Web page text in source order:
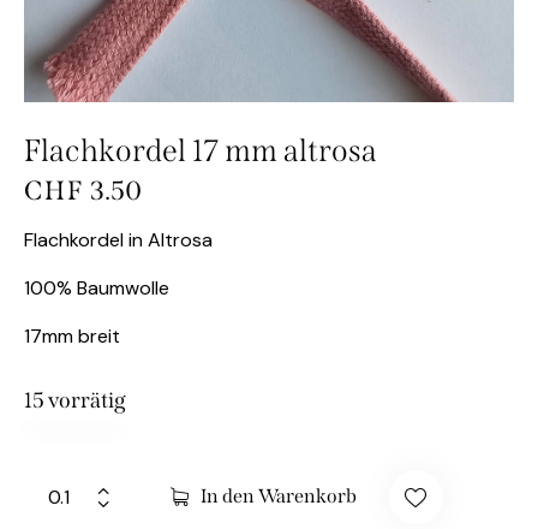
Flachkordel 17 mm altrosa
CHF 3.50
Flachkordel in Altrosa
100% Baumwolle
17mm breit
15 vorrätig
In den Warenkorb